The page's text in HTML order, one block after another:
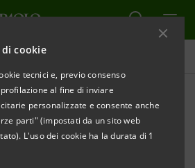
cookie
tecnici e, previo consenso
al fine di inviare
personalizzate e consente anche
parti" (impostati da un sito web
L'uso dei cookie ha la durata di 1
ESERCIZIO DEL DIRITTO DI
OUT) DI AZIONI ORDINARIE DI